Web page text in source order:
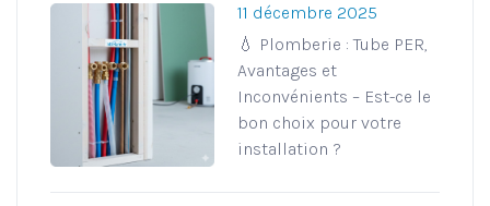
11 décembre 2025
💧 Plomberie : Tube PER,
Avantages et
Inconvénients – Est-ce le
bon choix pour votre
installation ?